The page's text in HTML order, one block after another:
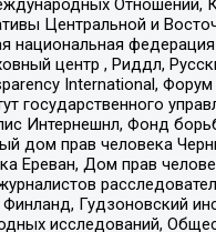
Центральной и
национальная
центр , Риддл,
International,
государственного
Интернешнл, Фонд
дом прав человека
Ереван, Дом прав
Гудзоновский
исследований,